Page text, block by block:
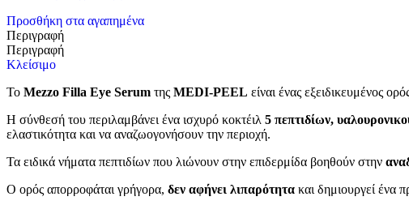
Προσθήκη στα αγαπημένα
Περιγραφή
Περιγραφή
Κλείσιμο
Το Mezzo Filla Eye Serum της MEDI-PEEL είναι ένας εξειδικευμένος
Η σύνθεσή του περιλαμβάνει ένα ισχυρό κοκτέιλ 5 πεπτιδίων,
ελαστικότητα και να αναζωογονήσουν την περιοχή.
Τα ειδικά νήματα πεπτιδίων που λιώνουν στην επιδερμίδα βοηθούν στην
Ο ορός απορροφάται γρήγορα, δεν αφήνει λιπαρότητα και δημιουργεί ένα